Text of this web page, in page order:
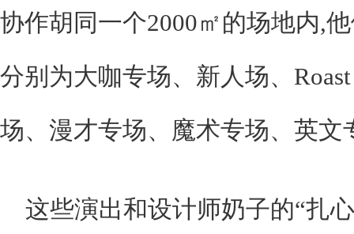
协作胡同一个2000㎡的场地内,
分别为大咖专场、新人场、
场、漫才专场、魔术专场、英文
这些演出和设计师奶子的“扎